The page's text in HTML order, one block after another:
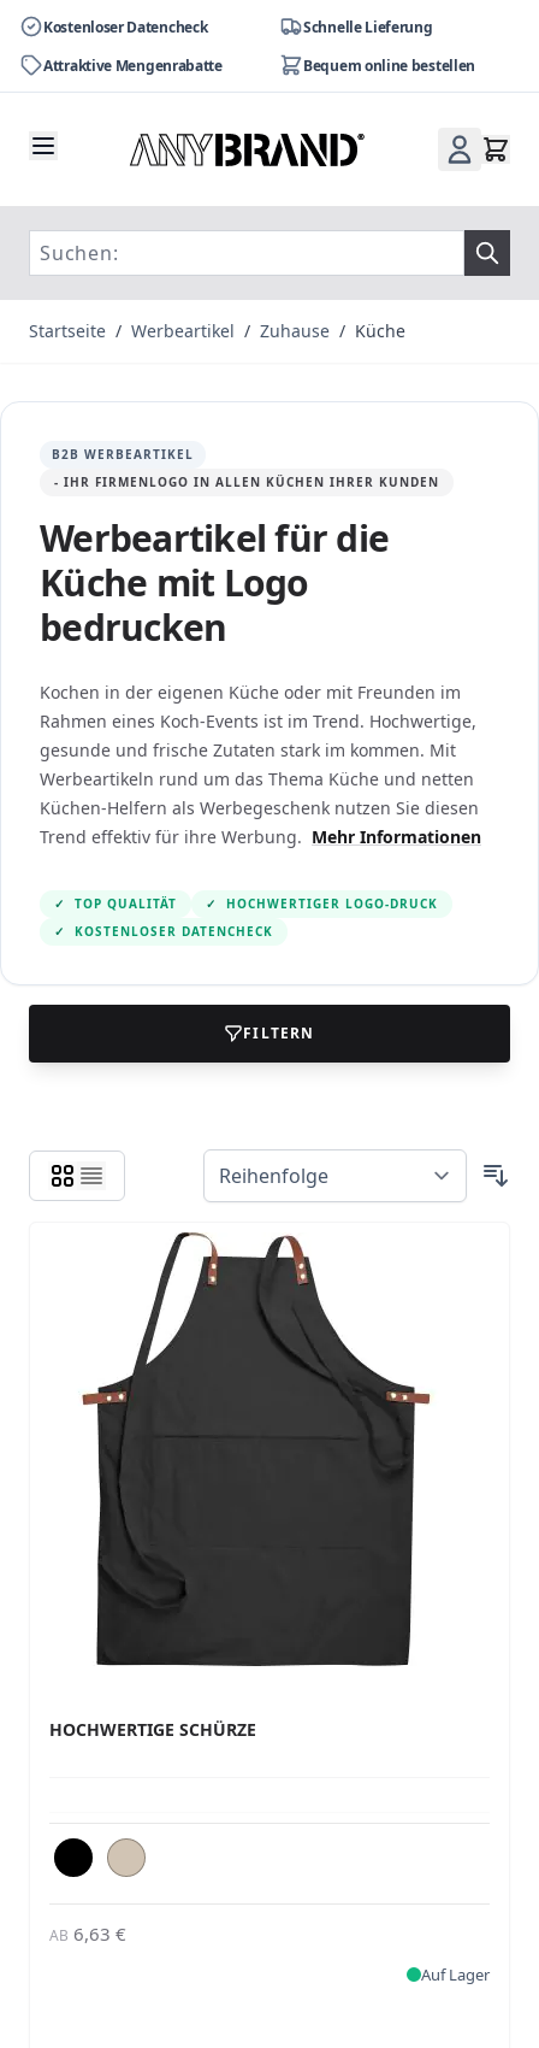
Kostenloser Datencheck
Schnelle Lieferung
Attraktive Mengenrabatte
Bequem online bestellen
Startseite / Werbeartikel / Zuhause / Küche
B2B WERBEARTIKEL
- IHR FIRMENLOGO IN ALLEN KÜCHEN IHRER KUNDEN
Werbeartikel für die
Küche mit Logo
bedrucken
Kochen in der eigenen Küche oder mit Freunden im
Rahmen eines Koch-Events ist im Trend. Hochwertige,
gesunde und frische Zutaten stark im kommen. Mit
Werbeartikeln rund um das Thema Küche und netten
Küchen-Helfern als Werbegeschenk nutzen Sie diesen
Trend effektiv für ihre Werbung. Mehr Informationen
✓ TOP QUALITÄT ✓
HOCHWERTIGER LOGO-DRUCK
✓
KOSTENLOSER DATENCHECK
FILTERN
HOCHWERTIGE SCHÜRZE
AB 6,63 €
Auf Lager